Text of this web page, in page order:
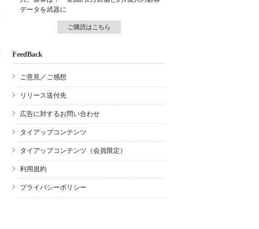
データを武器に
ご購読はこちら
FeedBack
ご意見／ご感想
リリース送付先
広告に対するお問い合わせ
タイアップコンテンツ
タイアップコンテンツ（会員限定）
利用規約
プライバシーポリシー